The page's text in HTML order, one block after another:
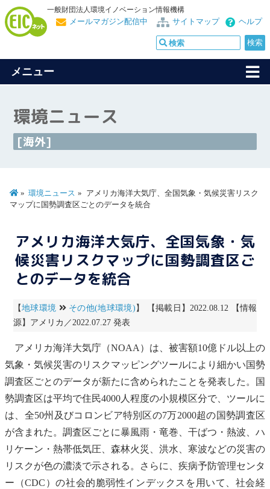
一般財団法人環境イノベーション情報機構
ヘルプ
サイトマップ
メールマガジン配信中
メニュー
環境ニュース
[海外]
環境ニュース
アメリカ海洋大気庁、全国気象・気候災害リスク
マップに国勢調査区ごとのデータを統合
アメリカ海洋大気庁、全国気象・気
候災害リスクマップに国勢調査区ご
とのデータを統合
【地球環境 その他(地球環境) 】 【掲載日】2022.08.12 【情報
源】アメリカ／2022.07.27 発表
アメリカ海洋大気庁（NOAA）は、被害額10億ドル以上の
気象・気候災害のリスクマッピングツールにより細かい国勢
調査区ごとのデータが新たに含められたことを発表した。国
勢調査区は平均で住民4000人程度の小規模区分で、ツールに
は、全50州及びコロンビア特別区の7万2000超の国勢調査区
が含まれた。調査区ごとに暴風雨・竜巻、干ばつ・ 熱波 、ハ
リケーン・ 熱帯低気圧、 森林火災
、洪水、寒波などの災害の
リスクが色の濃淡で示される。さらに、疾病予防管理センタ
ー（CDC）の社会的脆弱性インデックスを用いて、社会経